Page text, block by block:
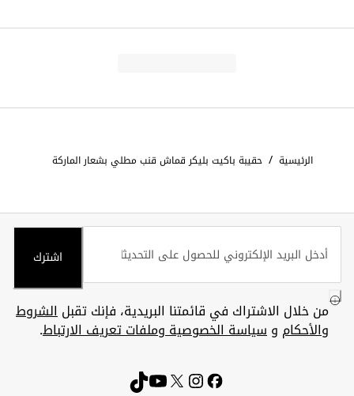
الرئيسية / حقيبة باكيت بليكر قماش قنب مطلي بشعار الماركة
اشترك
من خلال الاشتراك في قائمتنا البريدية، فإنك تقبلالشروط
والأحكام وسياسة الخصوصية وملفات تعريف الارتباط.